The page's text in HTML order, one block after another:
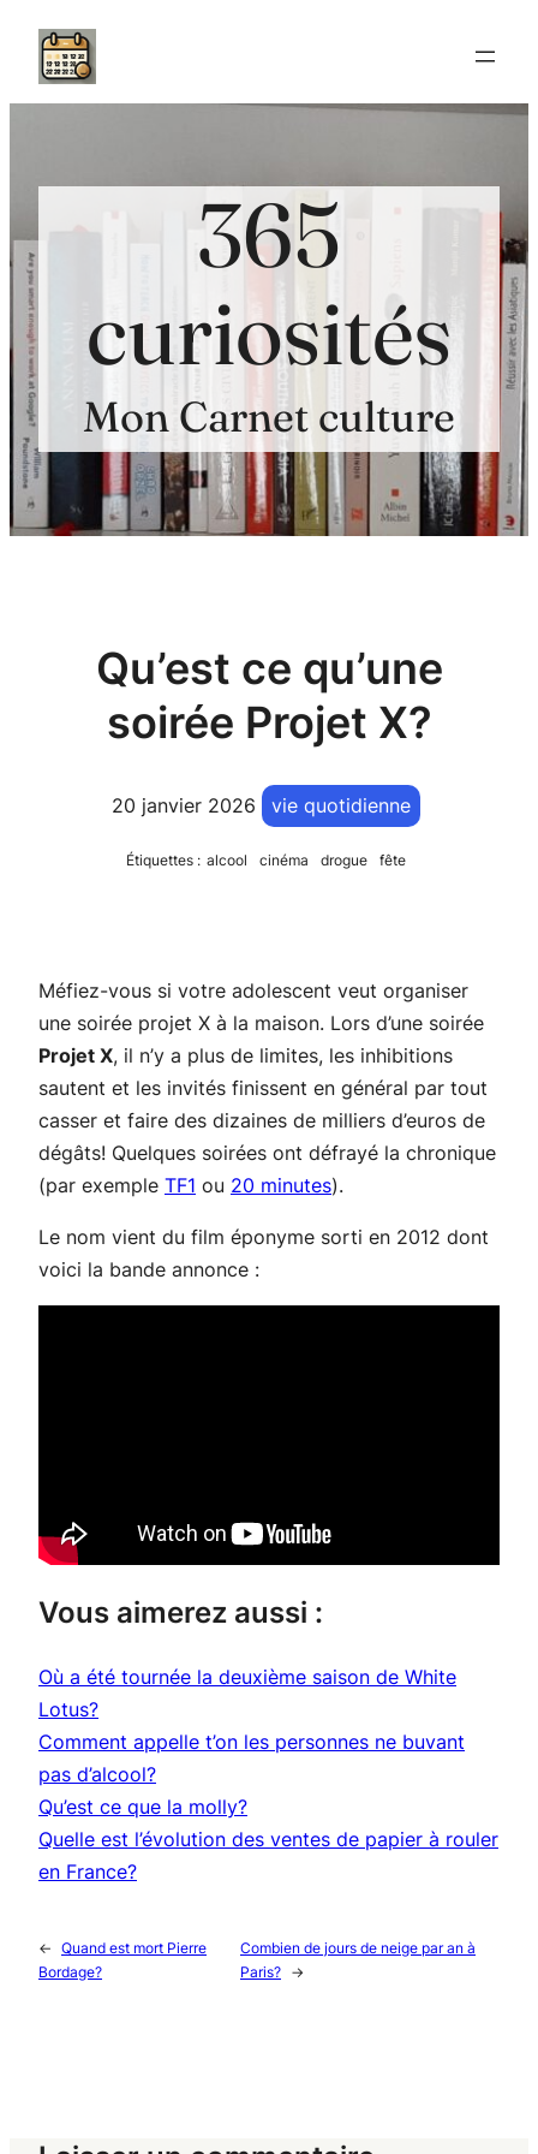
Aller
contenu
365
curiosités
Mon Carnet culture
Qu’est ce qu’une
soirée Projet X?
20 janvier 2026 vie quotidienne
Étiquettes : alcool cinéma drogue fête
Méfiez-vous si votre adolescent veut organiser
une soirée projet X à la maison. Lors d’une soirée
Projet X, il n’y a plus de limites, les inhibitions
sautent et les invités finissent en général par tout
casser et faire des dizaines de milliers d’euros de
dégâts! Quelques soirées ont défrayé la chronique
(par exemple TF1 ou 20 minutes).
Le nom vient du film éponyme sorti en 2012 dont
voici la bande annonce :
Vous aimerez aussi :
Où a été tournée la deuxième saison de White
Lotus?
Comment appelle t’on les personnes ne buvant
pas d’alcool?
Qu’est ce que la molly?
Quelle est l’évolution des ventes de papier à rouler
en France?
← Quand est mort Pierre
Bordage?
Combien de jours de neige par an à
Paris? →